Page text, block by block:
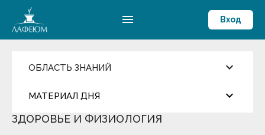
menu Вход
ОБЛАСТЬ ЗНАНИЙ keyboard_arrow_down
close
Личность и Навыки
ЗДОРОВЬЕ И ФИЗИОЛОГИЯ
МАТЕРИАЛ ДНЯ keyboard_arrow_down